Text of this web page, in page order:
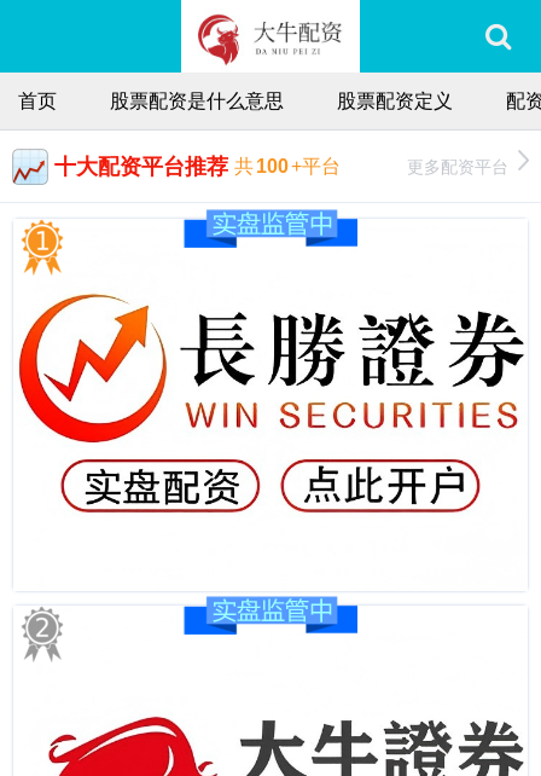
首页 股票配资是什么意思 股票配资定义 配
十大配资平台推荐 共100+平台 更多配资平台